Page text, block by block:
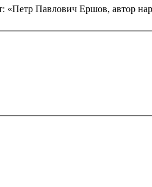
«Петр Павлович Ершов, автор